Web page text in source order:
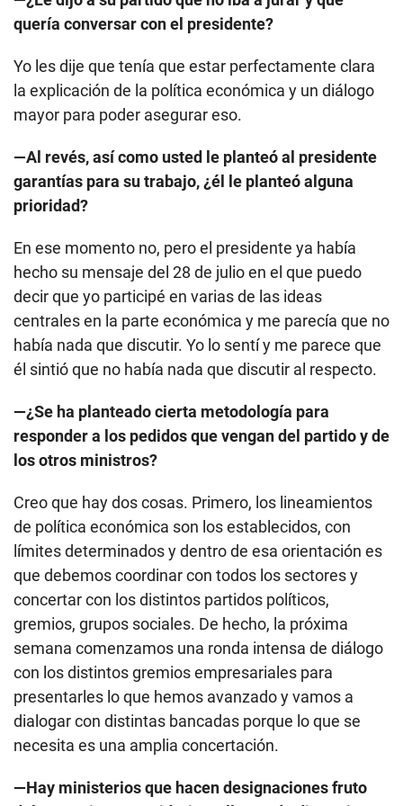
quería conversar con el presidente?
Yo les dije que tenía que estar perfectamente clara
la explicación de la política económica y un diálogo
mayor para poder asegurar eso.
—Al revés, así como usted le planteó al presidente
garantías para su trabajo, ¿él le planteó alguna
prioridad?
En ese momento no, pero el presidente ya había
hecho su mensaje del 28 de julio en el que puedo
decir que yo participé en varias de las ideas
centrales en la parte económica y me parecía que no
había nada que discutir. Yo lo sentí y me parece que
él sintió que no había nada que discutir al respecto.
—¿Se ha planteado cierta metodología para
responder a los pedidos que vengan del partido y de
los otros ministros?
Creo que hay dos cosas. Primero, los lineamientos
de política económica son los establecidos, con
límites determinados y dentro de esa orientación es
que debemos coordinar con todos los sectores y
concertar con los distintos partidos políticos,
gremios, grupos sociales. De hecho, la próxima
semana comenzamos una ronda intensa de diálogo
con los distintos gremios empresariales para
presentarles lo que hemos avanzado y vamos a
dialogar con distintas bancadas porque lo que se
necesita es una amplia concertación.
—Hay ministerios que hacen designaciones fruto